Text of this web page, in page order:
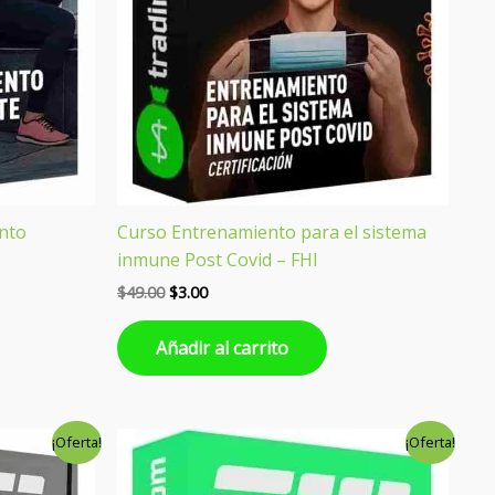
Curso Entrenamiento para el sistema
inmune Post Covid – FHI
$49.00 $3.00
Añadir al carrito
¡Oferta! ¡Oferta!
El
original
El
actual